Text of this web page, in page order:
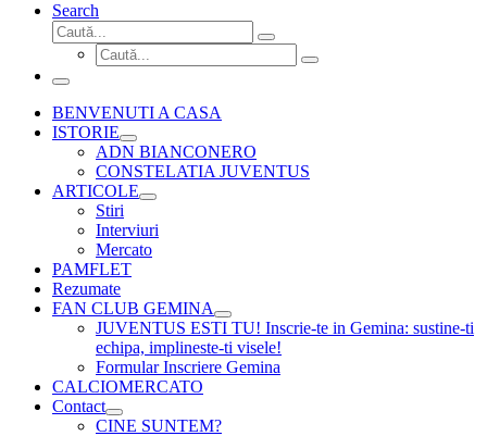
Search
Căutare
Caută...
Căutare
Caută...
Meniu
BENVENUTI A CASA
ISTORIE
ADN BIANCONERO
CONSTELATIA JUVENTUS
ARTICOLE
Stiri
Interviuri
Mercato
PAMFLET
Rezumate
FAN CLUB GEMINA
JUVENTUS ESTI TU! Inscrie-te in Gemina: sustine-ti
echipa, implineste-ti visele!
Formular Inscriere Gemina
CALCIOMERCATO
Contact
CINE SUNTEM?